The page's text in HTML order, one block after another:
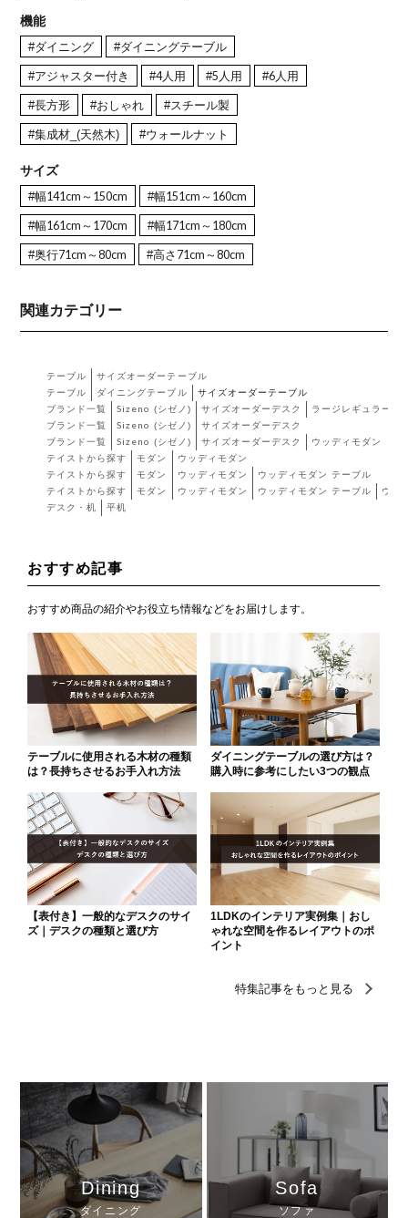
機能
#ダイニング #ダイニングテーブル
#アジャスター付き #4人用 #5人用 #6人用
#長方形 #おしゃれ #スチール製
#集成材_(天然木) #ウォールナット
サイズ
#幅141cm～150cm #幅151cm～160cm
#幅161cm～170cm #幅171cm～180cm
#奥行71cm～80cm #高さ71cm～80cm
関連カテゴリー
テーブル
サイズオーダーテーブル
テーブル
ダイニングテーブル
サイズオーダーテーブル
ブランド一覧
Sizeno (シゼノ) サイズオーダーデスク
ラージレギュラー
ブランド一覧
Sizeno (シゼノ)
サイズオーダーデスク
ブランド一覧
Sizeno (シゼノ) サイズオーダーデスク
ウッディモダン
テイストから探す
モダン
ウッディモダン
テイストから探す
モダン ウッディモダン
ウッディモダン テーブル
テイストから探す
モダン ウッディモダン ウッディモダン テーブル
ウッ
デスク・机
平机
Dining
ダイニング
Sofa
ソファ